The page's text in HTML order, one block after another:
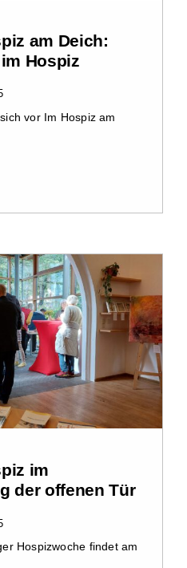
am Deich:
Hospiz
vor Im Hospiz am
im
der offenen Tür
Hospizwoche findet am